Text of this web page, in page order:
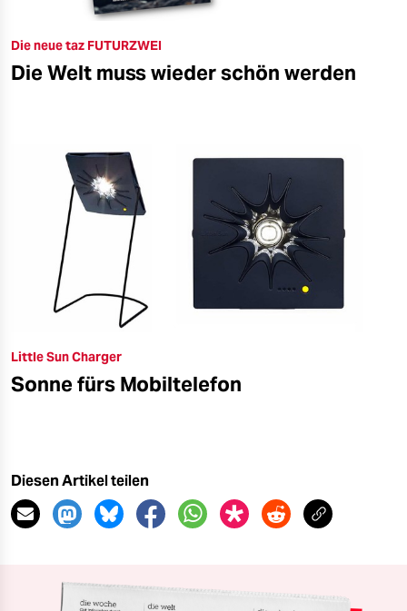
Die neue taz FUTURZWEI
Die Welt muss wieder schön werden
Little Sun Charger
Sonne fürs Mobiltelefon
Diesen Artikel teilen